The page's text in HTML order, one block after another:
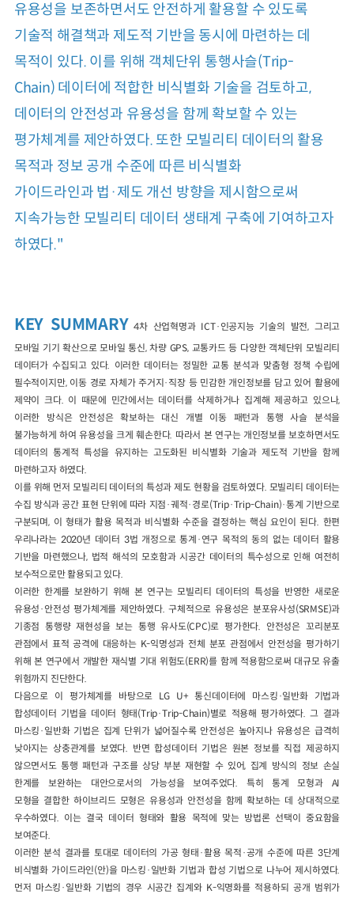
유용성을 보존하면서도 안전하게 활용할 수 있도록
기술적 해결책과 제도적 기반을 동시에 마련하는 데
목적이 있다. 이를 위해 객체단위 통행사슬(Trip-
Chain) 데이터에 적합한 비식별화 기술을 검토하고,
데이터의 안전성과 유용성을 함께 확보할 수 있는
평가체계를 제안하였다. 또한 모빌리티 데이터의 활용
목적과 정보 공개 수준에 따른 비식별화
가이드라인과 법·제도 개선 방향을 제시함으로써
지속가능한 모빌리티 데이터 생태계 구축에 기여하고자
하였다."
KEY SUMMARY 4차 산업혁명과 ICT·인공지능 기술의 발전, 그리고
모바일 기기 확산으로 모바일 통신, 차량 GPS, 교통카드 등 다양한 객체단위 모빌리티
데이터가 수집되고 있다. 이러한 데이터는 정밀한 교통 분석과 맞춤형 정책 수립에
필수적이지만, 이동 경로 자체가 주거지·직장 등 민감한 개인정보를 담고 있어 활용에
제약이 크다. 이 때문에 민간에서는 데이터를 삭제하거나 집계해 제공하고 있으나,
이러한 방식은 안전성은 확보하는 대신 개별 이동 패턴과 통행 사슬 분석을
불가능하게 하여 유용성을 크게 훼손한다. 따라서 본 연구는 개인정보를 보호하면서도
데이터의 통계적 특성을 유지하는 고도화된 비식별화 기술과 제도적 기반을 함께
마련하고자 하였다.
이를 위해 먼저 모빌리티 데이터의 특성과 제도 현황을 검토하였다. 모빌리티 데이터는
수집 방식과 공간 표현 단위에 따라 지점·궤적·경로(Trip·Trip-Chain)·통계 기반으로
구분되며, 이 형태가 활용 목적과 비식별화 수준을 결정하는 핵심 요인이 된다. 한편
우리나라는 2020년 데이터 3법 개정으로 통계·연구 목적의 동의 없는 데이터 활용
기반을 마련했으나, 법적 해석의 모호함과 시공간 데이터의 특수성으로 인해 여전히
보수적으로만 활용되고 있다.
이러한 한계를 보완하기 위해 본 연구는 모빌리티 데이터의 특성을 반영한 새로운
유용성·안전성 평가체계를 제안하였다. 구체적으로 유용성은 분포유사성(SRMSE)과
기종점 통행량 재현성을 보는 통행 유사도(CPC)로 평가한다. 안전성은 꼬리분포
관점에서 표적 공격에 대응하는 K-익명성과 전체 분포 관점에서 안전성을 평가하기
위해 본 연구에서 개발한 재식별 기대 위험도(ERR)를 함께 적용함으로써 대규모 유출
위험까지 진단한다.
다음으로 이 평가체계를 바탕으로 LG U+ 통신데이터에 마스킹·일반화 기법과
합성데이터 기법을 데이터 형태(Trip·Trip-Chain)별로 적용해 평가하였다. 그 결과
마스킹·일반화 기법은 집계 단위가 넓어질수록 안전성은 높아지나 유용성은 급격히
낮아지는 상충관계를 보였다. 반면 합성데이터 기법은 원본 정보를 직접 제공하지
않으면서도 통행 패턴과 구조를 상당 부분 재현할 수 있어, 집계 방식의 정보 손실
한계를 보완하는 대안으로서의 가능성을 보여주었다. 특히 통계 모형과 AI
모형을 결합한 하이브리드 모형은 유용성과 안전성을 함께 확보하는 데 상대적으로
우수하였다. 이는 결국 데이터 형태와 활용 목적에 맞는 방법론 선택이 중요함을
보여준다.
이러한 분석 결과를 토대로 데이터의 가공 형태·활용 목적·공개 수준에 따른 3단계
비식별화 가이드라인(안)을 마스킹·일반화 기법과 합성 기법으로 나누어 제시하였다.
먼저 마스킹·일반화 기법의 경우 시공간 집계와 K-익명화를 적용하되 공개 범위가